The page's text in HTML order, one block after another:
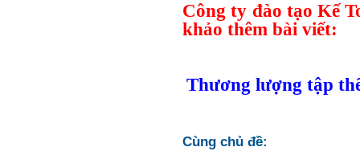
Công ty đào tạo Kế
khảo thêm bài viết:
Thương lượng tập
Cùng chủ đề: